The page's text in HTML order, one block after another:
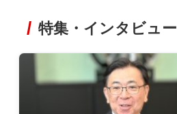
特集・インタビュー